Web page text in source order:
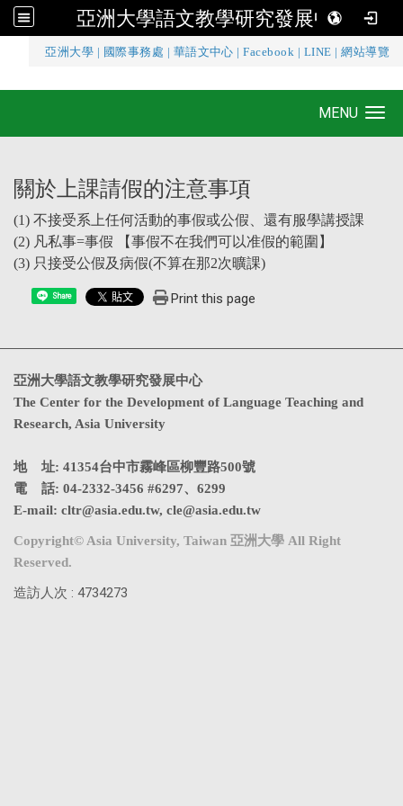
亞洲大學語文教學研究發展中心
亞洲大學 國際事務處 華語文中心 |Facebook LINE |網站導覽
亞洲大學語文教學研究發展中心
MENU
關於上課請假的注意事項
(1) 不接受系上任何活動的事假或公假、還有服學講授課
(2) 凡私事=事假 【事假不在我們可以准假的範圍】
(3) 只接受公假及病假(不算在那2次曠課)
Share Print this page
亞洲大學語文教學研究發展中心
The Center for the Development of Language Teaching and
Research, Asia University
地 址: 41354台中市霧峰區柳豐路500號
電 話: 04-2332-3456 #6297、6299
E-mail: cltr@asia.edu.tw, cle@asia.edu.tw
Copyright© Asia University, Taiwan 亞洲大學 All Right
Reserved.
造訪人次 : 4734273